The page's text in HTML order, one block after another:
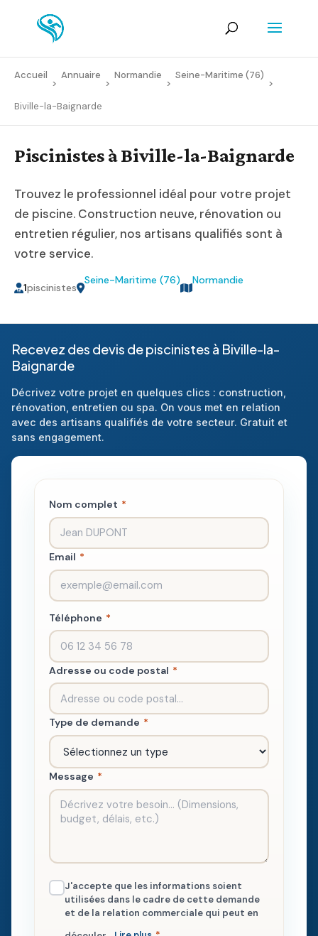
Accueil
>
Annuaire
>
Normandie
>
Seine-Maritime (76)
>
Biville-la-Baignarde
Piscinistes à Biville-la-Baignarde
Trouvez le professionnel idéal pour votre projet
de piscine. Construction neuve, rénovation ou
entretien régulier, nos artisans qualifiés sont à
votre service.
1piscinistes
Seine-Maritime (76) Normandie
Recevez des devis de piscinistes à Biville-la-
Baignarde
Décrivez votre projet en quelques clics : construction,
rénovation, entretien ou spa. On vous met en relation
avec des artisans qualifiés de votre secteur. Gratuit et
sans engagement.
Nom complet *
Email *
Téléphone *
Adresse ou code postal *
Type de demande *
Message *
J'accepte que les informations soient
utilisées dans le cadre de cette demande
et de la relation commerciale qui peut en